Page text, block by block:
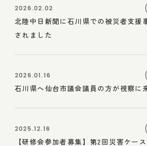
2026.02.02
北陸中日新聞に石川県での被災者支援
されました
2026.01.16
石川県へ仙台市議会議員の方が視察に
2025.12.16
【研修会参加者募集】第2回災害ケー